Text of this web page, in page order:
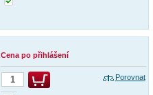
Cena po přihlášení
Porovnat